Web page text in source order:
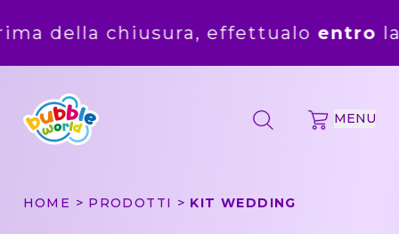
chiusura, effettualoentrola
MENU
HOME PRODOTTI KIT WEDDING